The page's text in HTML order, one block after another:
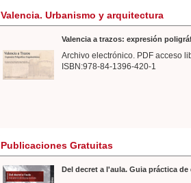
Valencia. Urbanismo y arquitectura
Valencia a trazos: expresión
Archivo electrónico. PDF acceso
ISBN:978-84-1396-420-1
Publicaciones Gratuitas
Del decret a l'aula. Guia práctica